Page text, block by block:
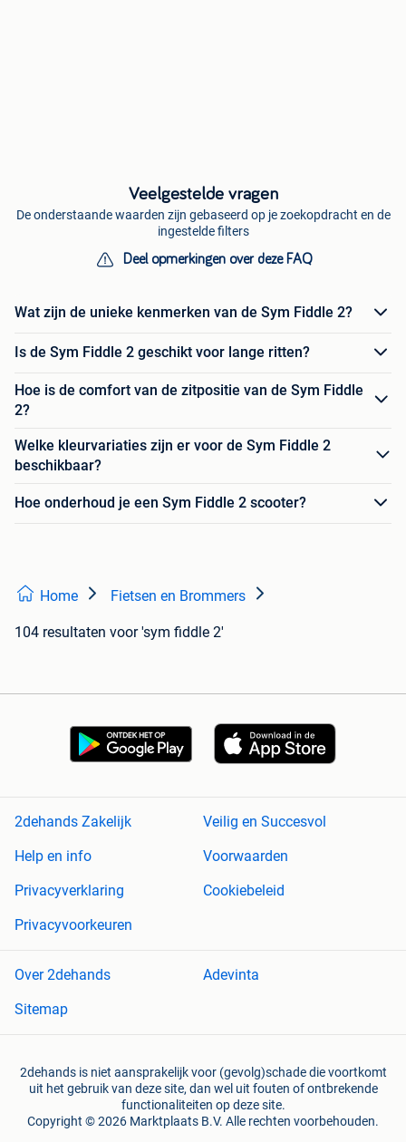
Veelgestelde vragen
De onderstaande waarden zijn gebaseerd op je zoekopdracht en de
ingestelde filters
Deel opmerkingen over deze FAQ
Wat zijn de unieke kenmerken van de Sym Fiddle 2?
Is de Sym Fiddle 2 geschikt voor lange ritten?
Hoe is de comfort van de zitpositie van de Sym Fiddle
2?
Welke kleurvariaties zijn er voor de Sym Fiddle 2
beschikbaar?
Hoe onderhoud je een Sym Fiddle 2 scooter?
Home Fietsen en Brommers
104 resultaten voor 'sym fiddle 2'
2dehands Zakelijk
Veilig en Succesvol
Help en info
Voorwaarden
Privacyverklaring
Cookiebeleid
Privacyvoorkeuren
Over 2dehands
Adevinta
Sitemap
2dehands is niet aansprakelijk voor (gevolg)schade die voortkomt
uit het gebruik van deze site, dan wel uit fouten of ontbrekende
functionaliteiten op deze site.
Copyright © 2026 Marktplaats B.V. Alle rechten voorbehouden.